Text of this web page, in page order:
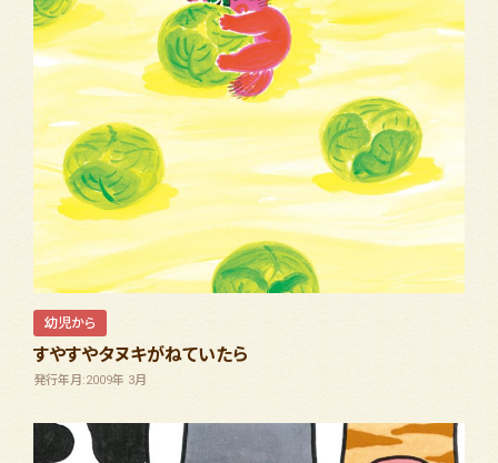
幼児から
すやすやタヌキがねていたら
発行年月:2009年 3月